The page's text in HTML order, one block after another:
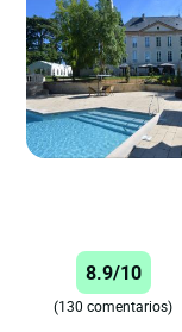
8.9/10
(130 comentarios)